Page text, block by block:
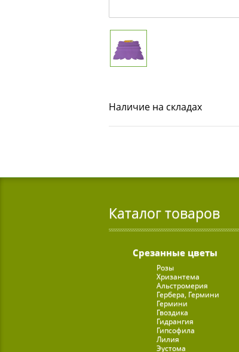
Наличие на складах
Каталог товаров
Срезанные цветы
Розы
Хризантема
Альстромерия
Гербера, Гермини
Гермини
Гвоздика
Гидрангия
Гипсофила
Лилия
Эустома